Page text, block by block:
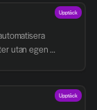
utan egen
Upptäck
Upptäck